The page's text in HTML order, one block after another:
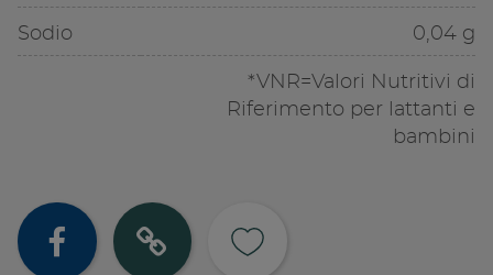
Sodio 0,04 g
*VNR=Valori Nutritivi di
Riferimento per lattanti e
bambini